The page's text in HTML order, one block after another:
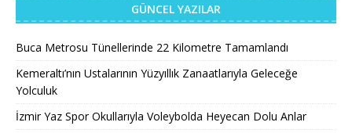
GÜNCEL YAZILAR
Buca Metrosu Tünellerinde 22 Kilometre Tamamlandı
Kemeraltı’nın Ustalarının Yüzyıllık Zanaatlarıyla Geleceğe
Yolculuk
İzmir Yaz Spor Okullarıyla Voleybolda Heyecan Dolu Anlar